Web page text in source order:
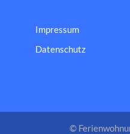
Impressum
Datenschutz
©